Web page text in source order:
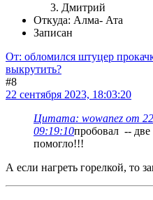
Дмитрий
Откуда: Алма- Ата
Записан
От: обломился штуцер
выкрутить?
#8
22 сентября 2023, 18:03:20
Цитата: wowanez от 22
09:19:10пробовал --
помогло!!!
А если нагреть горелкой, то